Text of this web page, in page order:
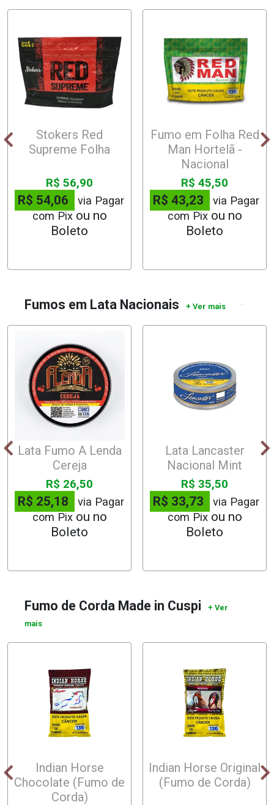
Stokers Red
Supreme Folha
R$ 56,90
R$ 54,06
via Pagar
com Pix
Fumo em Folha Red
Man Hortelã -
Nacional
R$ 45,50
R$ 43,23
via Pagar
com Pix
Fumos em Lata Nacionais
Lata Fumo A Lenda
Cereja
R$ 26,50
R$ 25,18
via Pagar
com Pix
Lata Lancaster
Nacional Mint
R$ 35,50
R$ 33,73
via Pagar
com Pix
Fumo de Corda Made in Cuspi
Indian Horse
Chocolate (Fumo de
Corda)
Indian Horse Original
(Fumo de Corda)